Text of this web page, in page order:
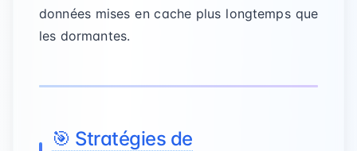
données mises en cache plus longtemps que
les dormantes.
🎯 Stratégies de